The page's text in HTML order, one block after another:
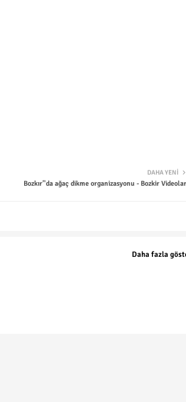
DAHA YENI
​Bozkır’'da ağaç dikme organizasyonu - Bozkir
Daha fazla